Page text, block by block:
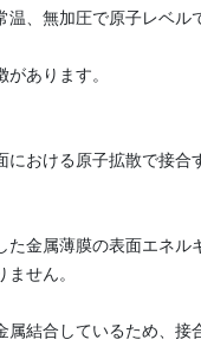
温、無加圧で原子レベル
あります。
おける原子拡散で接合
金属薄膜の表面エネル
せん。
結合しているため、接